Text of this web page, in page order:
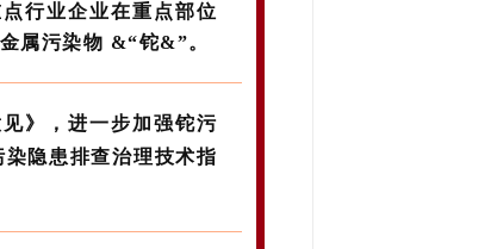
行业企业在重点部位
属污染物 &“铊&”。
》，进一步加强铊污
隐患排查治理技术指